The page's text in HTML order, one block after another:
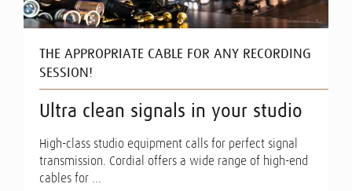
THE APPROPRIATE CABLE FOR ANY RECORDING
SESSION!
Ultra clean signals in your studio
High-class studio equipment calls for perfect signal
transmission. Cordial offers a wide range of high-end
cables for ...